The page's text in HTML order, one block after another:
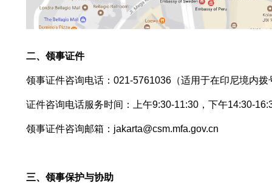
二、领事证件
领事证件咨询电话：021-5761036（适用于在印尼境内
证件咨询电话服务时间：上午9:30-11:30，下午14:30-
领事证件咨询邮箱：jakarta@csm.mfa.gov.cn
三、领事保护与协助